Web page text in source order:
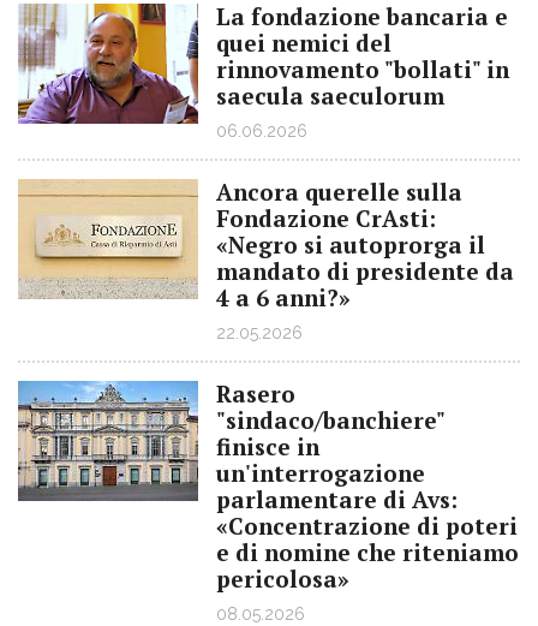
La fondazione bancaria e
quei nemici del
rinnovamento "bollati" in
saecula saeculorum
06.06.2026
Ancora querelle sulla
Fondazione CrAsti:
«Negro si autoprorga il
mandato di presidente da
4 a 6 anni?»
22.05.2026
Rasero
"sindaco/banchiere"
finisce in
un'interrogazione
parlamentare di Avs:
«Concentrazione di poteri
e di nomine che riteniamo
pericolosa»
08.05.2026